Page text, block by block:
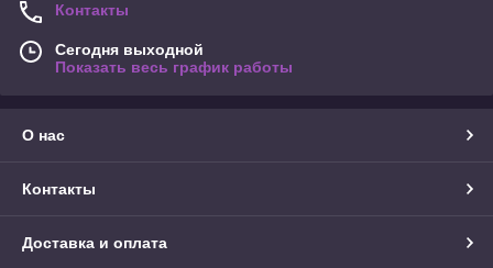
Контакты
Сегодня выходной
Показать весь график работы
О нас
Контакты
Доставка и оплата